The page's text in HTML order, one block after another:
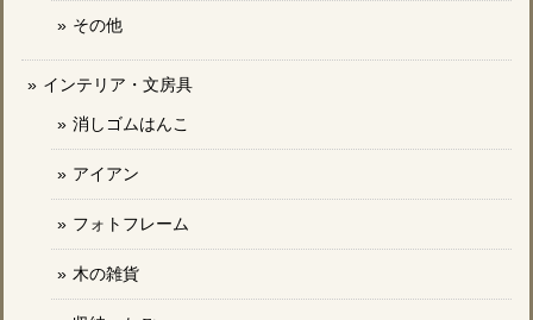
その他
インテリア・文房具
消しゴムはんこ
アイアン
フォトフレーム
木の雑貨